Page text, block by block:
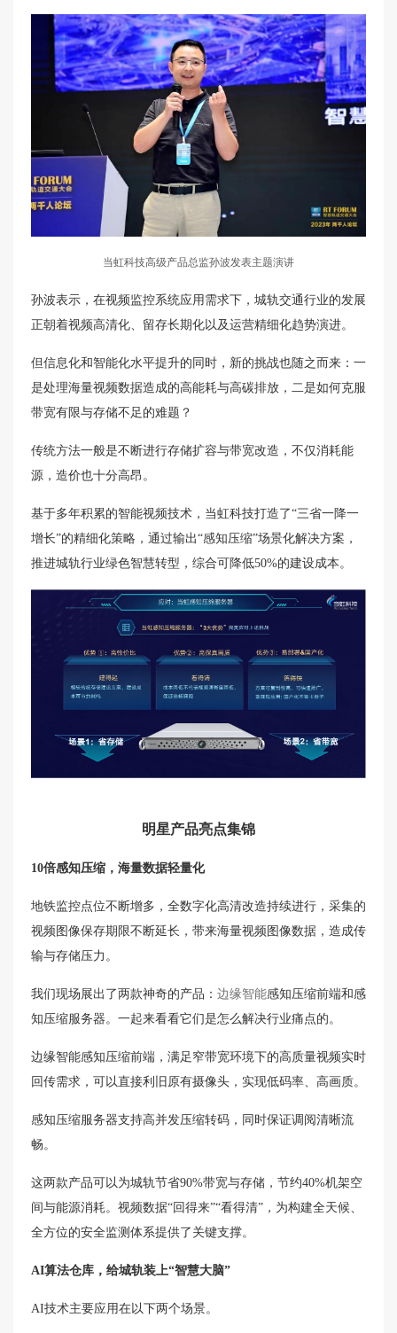
当虹科技高级产品总监孙波发表主题演讲
孙波表示，在视频监控系统应用需求下，城轨交通行业的发展
正朝着视频高清化、留存长期化以及运营精细化趋势演进。
但信息化和智能化水平提升的同时，新的挑战也随之而来：一
是处理海量视频数据造成的高能耗与高碳排放，二是如何克服
带宽有限与存储不足的难题？
传统方法一般是不断进行存储扩容与带宽改造，不仅消耗能
源，造价也十分高昂。
基于多年积累的智能视频技术，当虹科技打造了“三省一降一
增长”的精细化策略，通过输出“感知压缩”场景化解决方案，
推进城轨行业绿色智慧转型，综合可降低50%的建设成本。
明星产品亮点集锦
10倍感知压缩，海量数据轻量化
地铁监控点位不断增多，全数字化高清改造持续进行，采集的
视频图像保存期限不断延长，带来海量视频图像数据，造成传
输与存储压力。
我们现场展出了两款神奇的产品： 边缘智能感知压缩前端和感
知压缩服务器。一起来看看它们是怎么解决行业痛点的。
边缘智能感知压缩前端，满足窄带宽环境下的高质量视频实时
回传需求，可以直接利旧原有摄像头，实现低码率、高画质。
感知压缩服务器支持高并发压缩转码，同时保证调阅清晰流
畅。
这两款产品可以为城轨节省90%带宽与存储，节约40%机架空
间与能源消耗。视频数据“回得来”“看得清”，为构建全天候、
全方位的安全监测体系提供了关键支撑。
AI算法仓库，给城轨装上“智慧大脑”
AI技术主要应用在以下两个场景。